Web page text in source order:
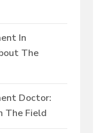
In
The
Doctor:
The Field